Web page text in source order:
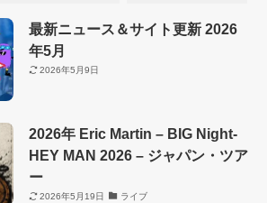
最新ニュース＆サイト更新 2026
年5月
2026年5月9日
2026年 Eric Martin – BIG Night-
HEY MAN 2026 – ジャパン・ツア
ー
2026年5月19日 ライブ